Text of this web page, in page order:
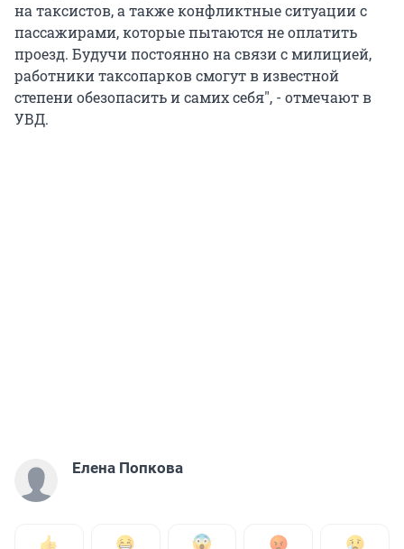
на таксистов, а также конфликтные ситуации с
пассажирами, которые пытаются не оплатить
проезд. Будучи постоянно на связи с милицией,
работники таксопарков смогут в известной
степени обезопасить и самих себя", - отмечают в
УВД.
Елена Попкова